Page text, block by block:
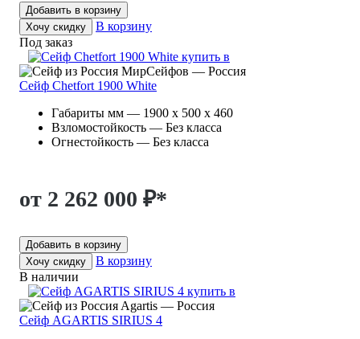
Добавить в корзину
Хочу скидку
В корзину
Под заказ
МирСейфов — Россия
Сейф Chetfort 1900 White
Габариты мм — 1900 x 500 x 460
Взломостойкость — Без класса
Огнестойкость — Без класса
от 2 262 000 ₽*
Добавить в корзину
Хочу скидку
В корзину
В наличии
Agartis — Россия
Сейф AGARTIS SIRIUS 4